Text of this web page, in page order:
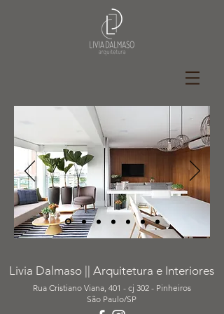
Livia Dalmaso || Arquitetura e Interiores
Rua Cristiano Viana, 401 - cj 302- Pinheiros
São Paulo/SP